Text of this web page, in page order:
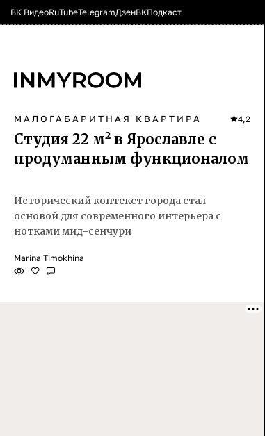
ВК ВидеоRuTubeTelegramДзенВКПодкаст
МАЛОГАБАРИТНАЯ КВАРТИРА 4,2
Cтудия 22 м² в Ярославле с
продуманным функционалом
Исторический контекст города стал
основой для современного интерьера с
нотками мид-сенчури
Marina Timokhina